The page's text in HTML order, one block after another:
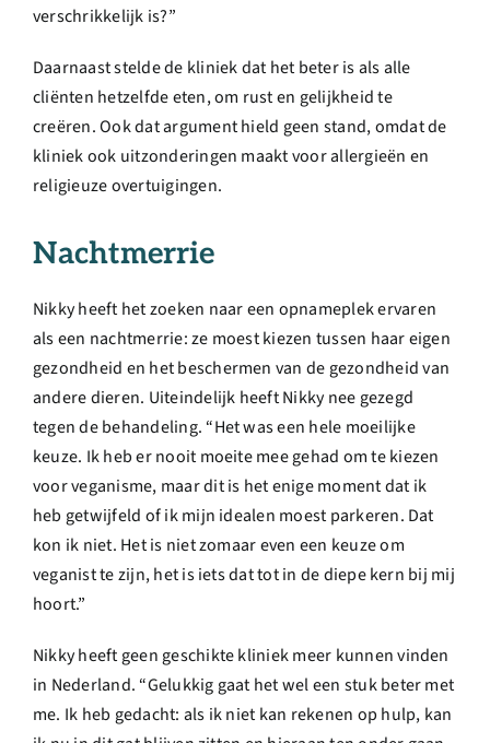
verschrikkelijk is?”
Daarnaast stelde de kliniek dat het beter is als alle
cliënten hetzelfde eten, om rust en gelijkheid te
creëren. Ook dat argument hield geen stand, omdat de
kliniek ook uitzonderingen maakt voor allergieën en
religieuze overtuigingen.
Nachtmerrie
Nikky heeft het zoeken naar een opnameplek ervaren
als een nachtmerrie: ze moest kiezen tussen haar eigen
gezondheid en het beschermen van de gezondheid van
andere dieren. Uiteindelijk heeft Nikky nee gezegd
tegen de behandeling. “Het was een hele moeilijke
keuze. Ik heb er nooit moeite mee gehad om te kiezen
voor veganisme, maar dit is het enige moment dat ik
heb getwijfeld of ik mijn idealen moest parkeren. Dat
kon ik niet. Het is niet zomaar even een keuze om
veganist te zijn, het is iets dat tot in de diepe kern bij mij
hoort.”
Nikky heeft geen geschikte kliniek meer kunnen vinden
in Nederland. “Gelukkig gaat het wel een stuk beter met
me. Ik heb gedacht: als ik niet kan rekenen op hulp, kan